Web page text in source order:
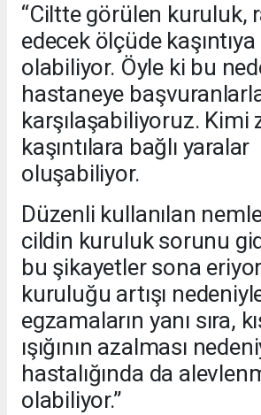
“Ciltte görülen kuruluk,
edecek ölçüde
olabiliyor. Öyle ki bu
hastaneye
karşılaşabiliyoruz. Kimi
kaşıntılara bağlı yaralar
oluşabiliyor.
Düzenli kullanılan
cildin kuruluk sorunu
bu şikayetler sona
kuruluğu artışı
egzamaların yanı sıra,
ışığının azalması
hastalığında da
olabiliyor.”